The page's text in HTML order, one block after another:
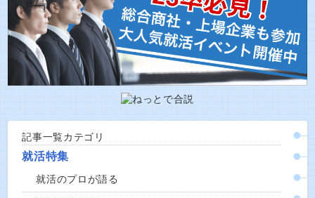
記事一覧カテゴリ
就活特集
就活のプロが語る